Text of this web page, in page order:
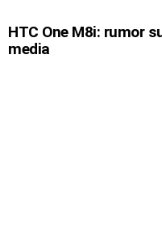
HTC One M8i: rumor
media